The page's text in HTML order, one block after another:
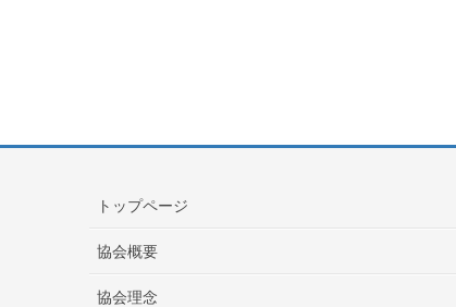
トップページ
協会概要
協会理念